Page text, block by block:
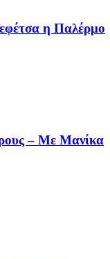
η Παλέρμο
– Με Μανίκα